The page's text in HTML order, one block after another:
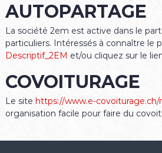
AUTOPARTAGE
La société 2em est active dans le
particuliers. Intéressés à connaître le
Descriptif_2EM et/ou cliquez sur le
COVOITURAGE
Le site https://www.e-covoiturage.ch/
organisation facile pour faire du